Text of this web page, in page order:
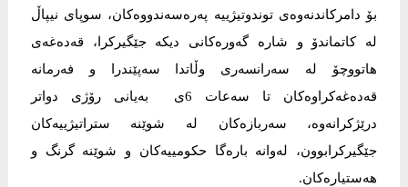
بۆ دامركاندنەوەی توندوتیژییە پەرەسەندووەكان، سوپای نیپاڵ
لە كاتماندۆ و شارە گەورەكانی دیكە جێگیركرا، قەدەغەی
هاتووچۆ لە سەرانسەری وڵاتدا سەپێندرا و فەرمانە
قەدەغەكراوەكان تا سەعات 6ی بەیانی رۆژی دواتر
درێژكرانەوە، سەربازەكان لە شوێنە ستراتیژییەكان
جێگیركرابوون، لەوانە بارەگا حكومییەكان و شوێنە گرنگ و
هەستیارەكان.